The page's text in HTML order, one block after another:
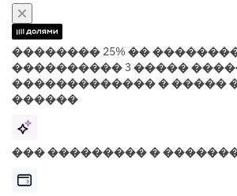
�������� 25% ��
���������� 3 �����
������������� � �����
������
��� ��������� �